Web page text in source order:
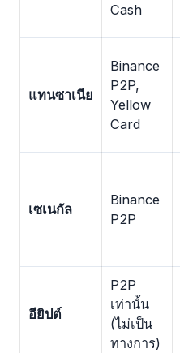
Cash
แทนซาเนีย
Binance
P2P,
Yellow
Card
เซเนกัล
Binance
P2P
อียิปต์
P2P
เท่านั้น
(ไม่เป็น
ทางการ)